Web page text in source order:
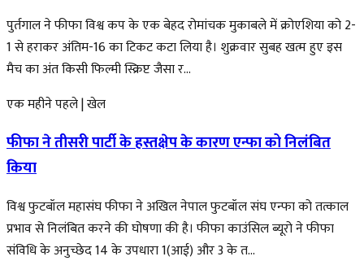
पुर्तगाल ने फीफा विश्व कप के एक बेहद रोमांचक मुकाबले में क्रोएशिया को 2-
1 से हराकर अंतिम-16 का टिकट कटा लिया है। शुक्रवार सुबह खत्म हुए इस
मैच का अंत किसी फिल्मी स्क्रिप्ट जैसा र...
एक महीने पहले|खेल
फीफा ने तीसरी पार्टी के हस्तक्षेप के कारण एन्फा को निलंबित
किया
विश्व फुटबॉल महासंघ फीफा ने अखिल नेपाल फुटबॉल संघ एन्फा को तत्काल
प्रभाव से निलंबित करने की घोषणा की है। फीफा काउंसिल ब्यूरो ने फीफा
संविधि के अनुच्छेद 14 के उपधारा 1(आई) और 3 के त...